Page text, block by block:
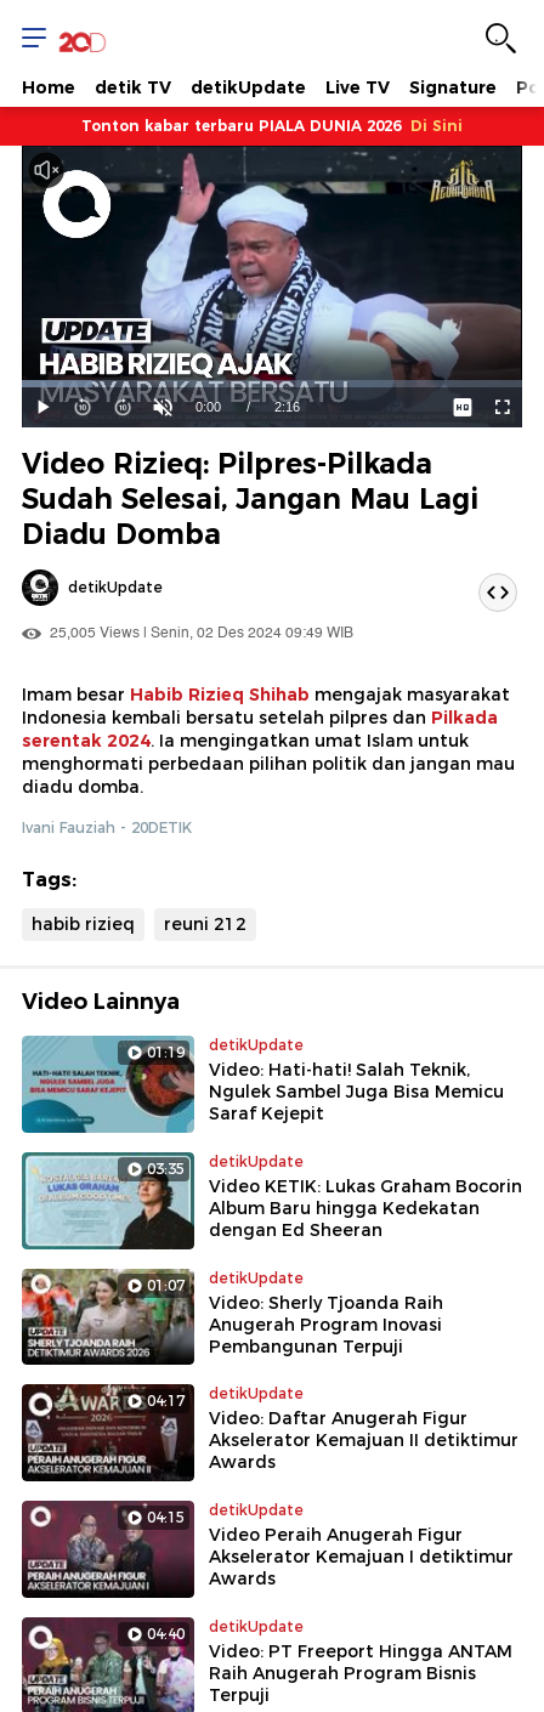
Home detik TV detikUpdate Live TV Signature
Tonton kabar terbaru PIALA DUNIA 2026 Di Sini
Mainkan
Suara
Hidup
Waktu
0:00 / Durasi
2:16
Dimuat:
14.03%
Video Rizieq: Pilpres-Pilkada
Sudah Selesai, Jangan Mau Lagi
Diadu Domba
detikUpdate
25,005 Views | Senin, 02 Des 2024 09:49 WIB
Imam besar Habib Rizieq Shihab mengajak masyarakat
Indonesia kembali bersatu setelah pilpres dan Pilkada
serentak 2024. Ia mengingatkan umat Islam untuk
menghormati perbedaan pilihan politik dan jangan mau
diadu domba.
Ivani Fauziah - 20DETIK
Tags:
habib rizieq reuni 212
Video Lainnya
01:19 detikUpdate
Video: Hati-hati! Salah Teknik,
Ngulek Sambel Juga Bisa Memicu
Saraf Kejepit
03:35 detikUpdate
Video KETIK: Lukas Graham Bocorin
Album Baru hingga Kedekatan
dengan Ed Sheeran
01:07 detikUpdate
Video: Sherly Tjoanda Raih
Anugerah Program Inovasi
Pembangunan Terpuji
04:17 detikUpdate
Video: Daftar Anugerah Figur
Akselerator Kemajuan II detiktimur
Awards
04:15 detikUpdate
Video Peraih Anugerah Figur
Akselerator Kemajuan I detiktimur
Awards
04:40 detikUpdate
Video: PT Freeport Hingga ANTAM
Raih Anugerah Program Bisnis
Terpuji